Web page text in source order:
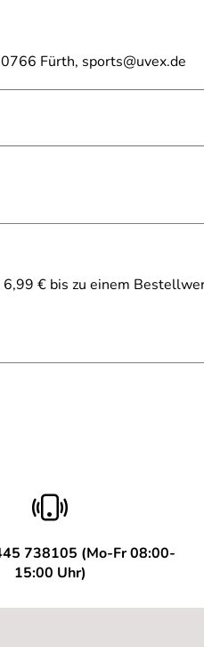
Fürth, sports@uvex.de
€ bis zu einem
738105 (Mo-Fr 08:00-
15:00 Uhr)